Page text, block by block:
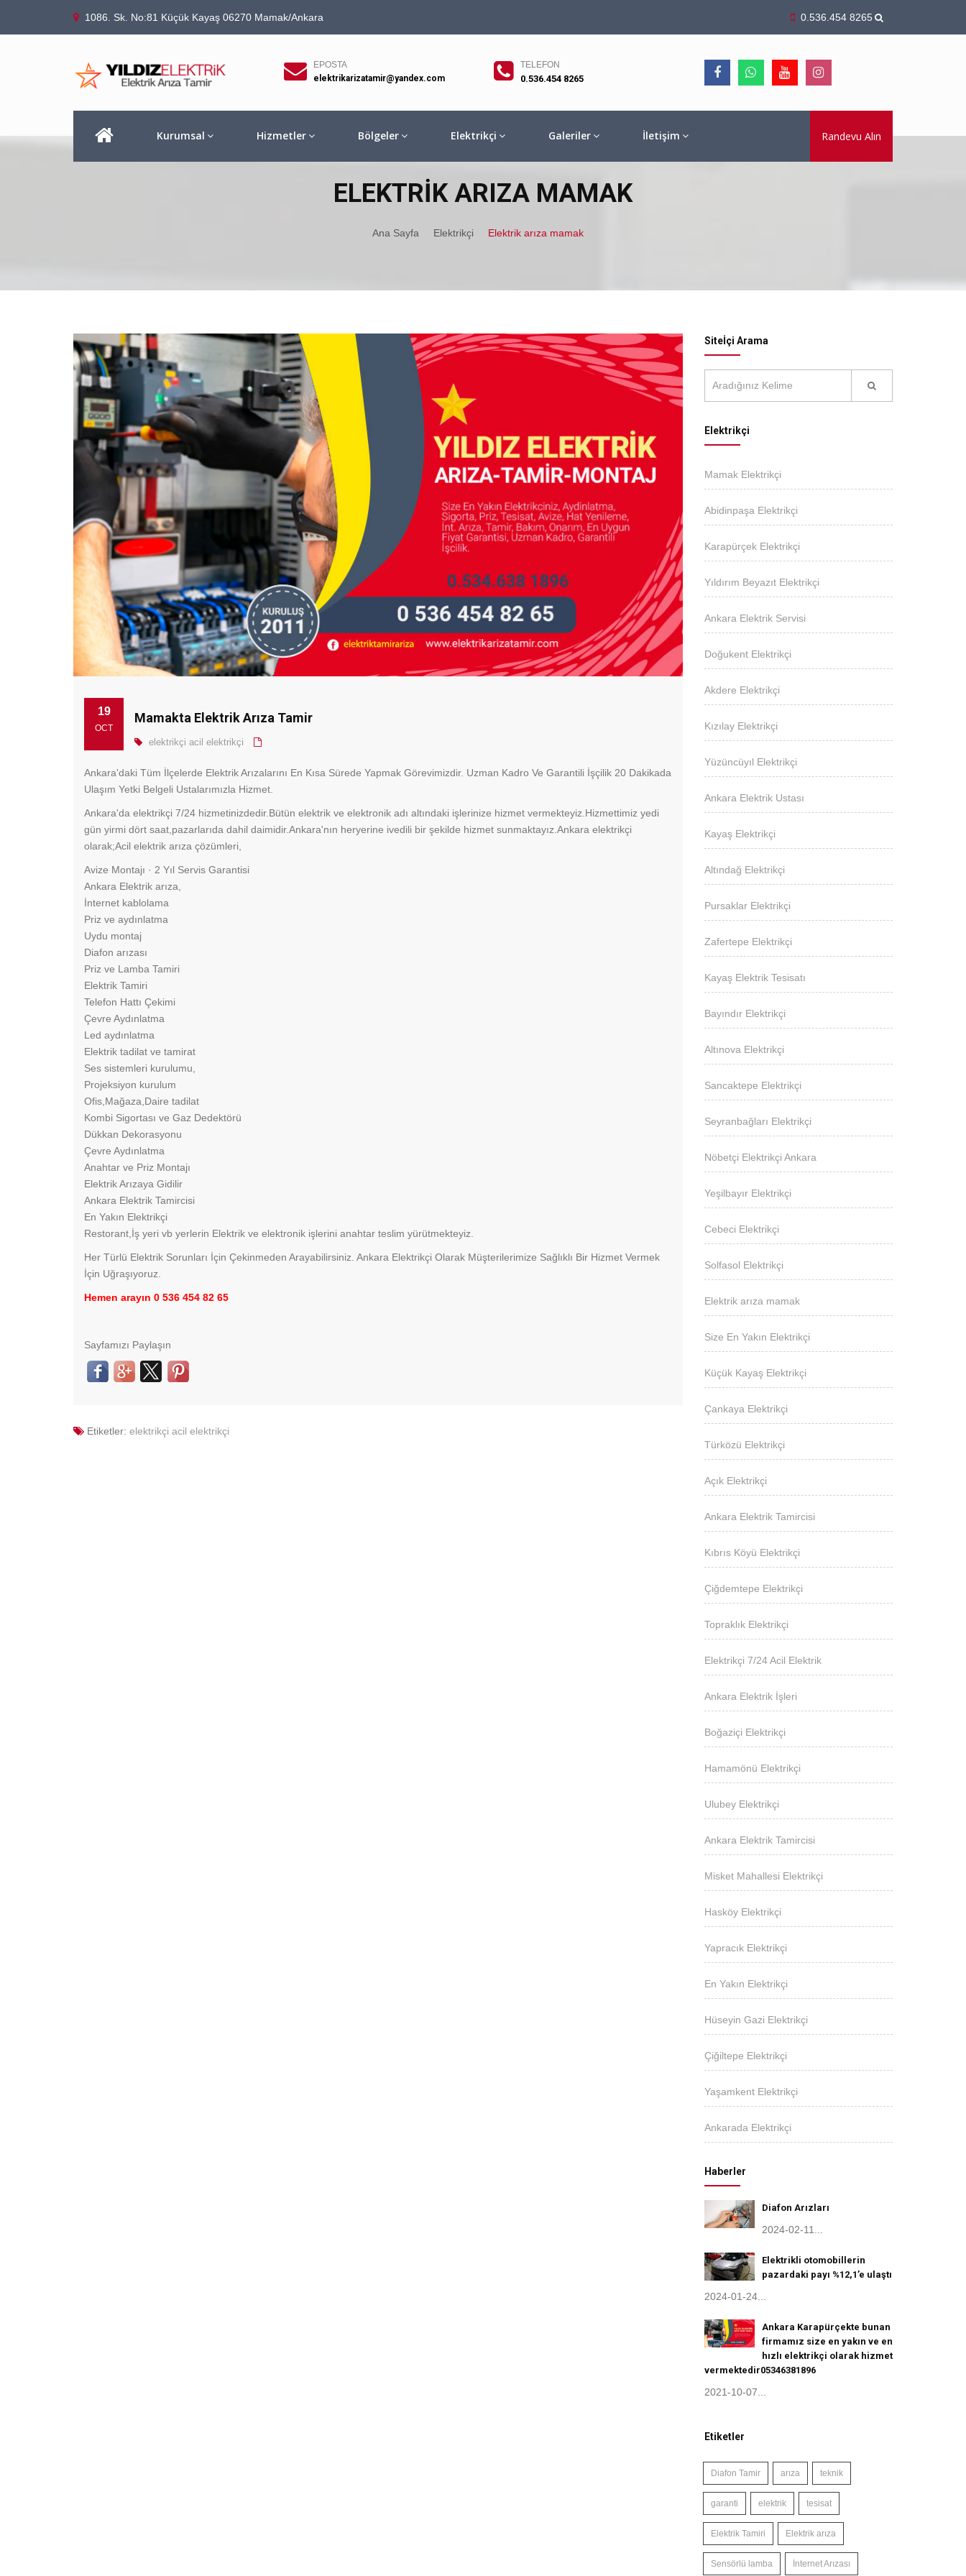
1086. Sk. No:81 Küçük Kayaş 06270 Mamak/Ankara 0.536.454 8265
EPOSTA
elektrikarizatamir@yandex.com
TELEFON
0.536.454 8265
Kurumsal Hizmetler Bölgeler Elektrikçi Galeriler İletişim Randevu Alın
ELEKTRIK ARIZA MAMAK
Ana Sayfa Elektrikçi Elektrik arıza mamak
19
OCT
Mamakta Elektrik Arıza Tamir
elektrikçi acil elektrikçi
Ankara'daki Tüm İlçelerde Elektrik Arızalarını En Kısa Sürede Yapmak Görevimizdir. Uzman Kadro Ve Garantili İşçilik 20 Dakikada
Ulaşım Yetki Belgeli Ustalarımızla Hizmet.
Ankara'da elektrikçi 7/24 hizmetinizdedir.Bütün elektrik ve elektronik adı altındaki işlerinize hizmet vermekteyiz.Hizmettimiz yedi
gün yirmi dört saat,pazarlarıda dahil daimidir.Ankara'nın heryerine ivedili bir şekilde hizmet sunmaktayız.Ankara elektrikçi
olarak;Acil elektrik arıza çözümleri,
‎Avize Montajı · ‎2 Yıl Servis Garantisi
Ankara Elektrik arıza,
İnternet kablolama
Priz ve aydınlatma
Uydu montaj
Diafon arızası
Priz ve Lamba Tamiri
Elektrik Tamiri
Telefon Hattı Çekimi
Çevre Aydınlatma
Led aydınlatma
Elektrik tadilat ve tamirat
Ses sistemleri kurulumu,
Projeksiyon kurulum
Ofis,Mağaza,Daire tadilat
Kombi Sigortası ve Gaz Dedektörü
Dükkan Dekorasyonu
Çevre Aydınlatma
Anahtar ve Priz Montajı
Elektrik Arızaya Gidilir
Ankara Elektrik Tamircisi
En Yakın Elektrikçi
Restorant,İş yeri vb yerlerin Elektrik ve elektronik işlerini anahtar teslim yürütmekteyiz.
Her Türlü Elektrik Sorunları İçin Çekinmeden Arayabilirsiniz. Ankara Elektrikçi Olarak Müşterilerimize Sağlıklı Bir Hizmet Vermek
İçin Uğraşıyoruz.
Hemen arayın 0 536 454 82 65
Sayfamızı Paylaşın
Etiketler: elektrikçi acil elektrikçi
Siteİçi Arama
Elektrikçi
Mamak Elektrikçi
Abidinpaşa Elektrikçi
Karapürçek Elektrikçi
Yıldırım Beyazıt Elektrikçi
Ankara Elektrik Servisi
Doğukent Elektrikçi
Akdere Elektrikçi
Kızılay Elektrikçi
Yüzüncüyıl Elektrikçi
Ankara Elektrik Ustası
Kayaş Elektrikçi
Altındağ Elektrikçi
Pursaklar Elektrikçi
Zafertepe Elektrikçi
Kayaş Elektrik Tesisatı
Bayındır Elektrikçi
Altınova Elektrikçi
Sancaktepe Elektrikçi
Seyranbağları Elektrikçi
Nöbetçi Elektrikçi Ankara
Yeşilbayır Elektrikçi
Cebeci Elektrikçi
Solfasol Elektrikçi
Elektrik arıza mamak
Size En Yakın Elektrikçi
Küçük Kayaş Elektrikçi
Çankaya Elektrikçi
Türközü Elektrikçi
Açık Elektrikçi
Ankara Elektrik Tamircisi
Kıbrıs Köyü Elektrikçi
Çiğdemtepe Elektrikçi
Topraklık Elektrikçi
Elektrikçi 7/24 Acil Elektrik
Ankara Elektrik İşleri
Boğaziçi Elektrikçi
Hamamönü Elektrikçi
Ulubey Elektrikçi
Ankara Elektrik Tamircisi
Misket Mahallesi Elektrikçi
Hasköy Elektrikçi
Yapracık Elektrikçi
En Yakın Elektrikçi
Hüseyin Gazi Elektrikçi
Çiğiltepe Elektrikçi
Yaşamkent Elektrikçi
Ankarada Elektrikçi
Haberler
Diafon Arızları
2024-02-11...
Elektrikli otomobillerin
pazardaki payı %12,1’e ulaştı
2024-01-24...
Ankara Karapürçekte bunan
firmamız size en yakın ve en
hızlı elektrikçi olarak hizmet
vermektedir05346381896
2021-10-07...
Etiketler
Diafon Tamir arıza teknik
garanti elektrik tesisat
Elektrik Tamiri Elektrik arıza
Sensörlü lamba İnternet Arızası